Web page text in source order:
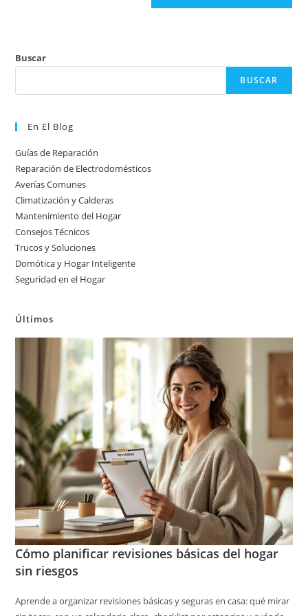
Buscar
BUSCAR
En El Blog
Guías de Reparación
Reparación de Electrodomésticos
Averías Comunes
Climatización y Calderas
Mantenimiento del Hogar
Consejos Técnicos
Trucos y Soluciones
Domótica y Hogar Inteligente
Seguridad en el Hogar
Últimos
Cómo planificar revisiones básicas del hogar
sin riesgos
Aprende a organizar revisiones básicas y seguras en casa: qué mirar